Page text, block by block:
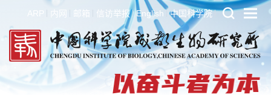
ARP 内网 邮箱 信访举报 English 中国科学院